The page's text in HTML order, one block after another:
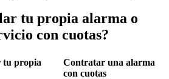
tu propia alarma o
con cuotas?
tu propia
Contratar una alarma
con cuotas